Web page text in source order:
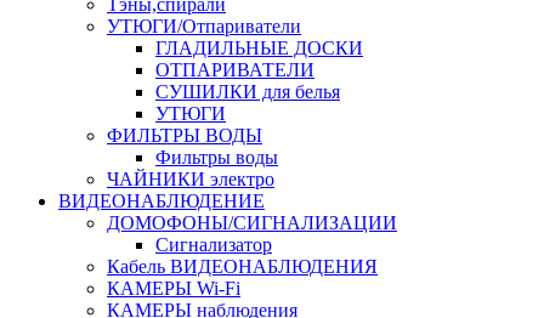
Тэны,спирали
УТЮГИ/Отпариватели
ГЛАДИЛЬНЫЕ ДОСКИ
ОТПАРИВАТЕЛИ
СУШИЛКИ для белья
УТЮГИ
ФИЛЬТРЫ ВОДЫ
Фильтры воды
ЧАЙНИКИ электро
ВИДЕОНАБЛЮДЕНИЕ
ДОМОФОНЫ/СИГНАЛИЗАЦИИ
Сигнализатор
Кабель ВИДЕОНАБЛЮДЕНИЯ
КАМЕРЫ Wi-Fi
КАМЕРЫ наблюдения